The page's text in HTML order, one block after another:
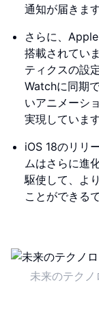
通知が届きます
さらに、
搭載されてい
ティクスの設
Watchに同期
いアニメーシ
実現しています
iOS 18のリリ
ムはさらに進
駆使して、よ
ことができる
未来のテクノ